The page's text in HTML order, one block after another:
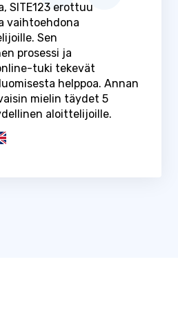
SITE123 erottuu
vaihtoehdona
Sen
prosessi ja
tuki tekevät
helppoa. Annan
mielin täydet 5
aloittelijoille.